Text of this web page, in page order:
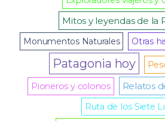
Mitos y leyendas de la
Monumentos Naturales Otras
Patagonia hoy
Pioneros y colonos
Relatos
Ruta de los Siete